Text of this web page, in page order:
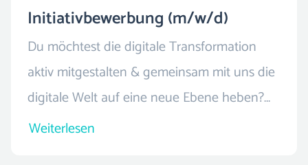
Initiativbewerbung (m/w/d)
Du möchtest die digitale Transformation
aktiv mitgestalten & gemeinsam mit uns die
digitale Welt auf eine neue Ebene heben?
Du hast Lust Teil unseres Teams zu werden,
Weiterlesen